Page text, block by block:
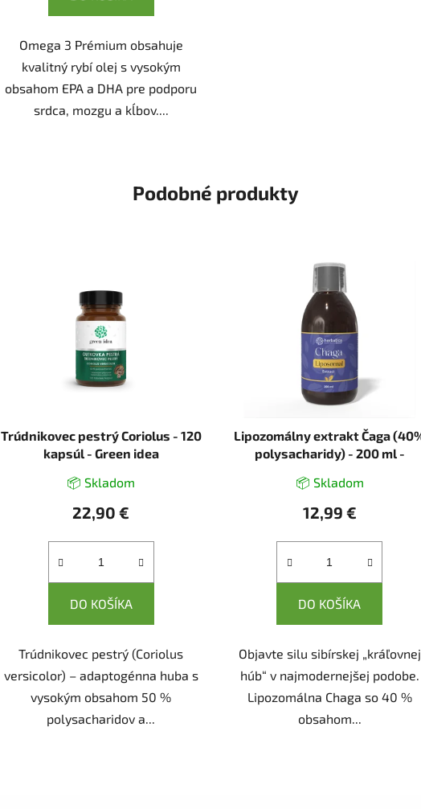
Omega 3 Prémium obsahuje
kvalitný rybí olej s vysokým
obsahom EPA a DHA pre podporu
srdca, mozgu a kĺbov....
Podobné produkty
Trúdnikovec pestrý Coriolus - 120
kapsúl - Green idea
📦 Skladom
22,90 €
DO KOŠÍKA
Trúdnikovec pestrý (Coriolus
versicolor) – adaptogénna huba s
vysokým obsahom 50 %
polysacharidov a...
Lipozomálny extrakt Čaga (40%
polysacharidy) - 200 ml -
📦 Skladom
12,99 €
DO KOŠÍKA
Objavte silu sibírskej „kráľovnej
húb“ v najmodernejšej podobe.
Lipozomálna Chaga so 40 %
obsahom...